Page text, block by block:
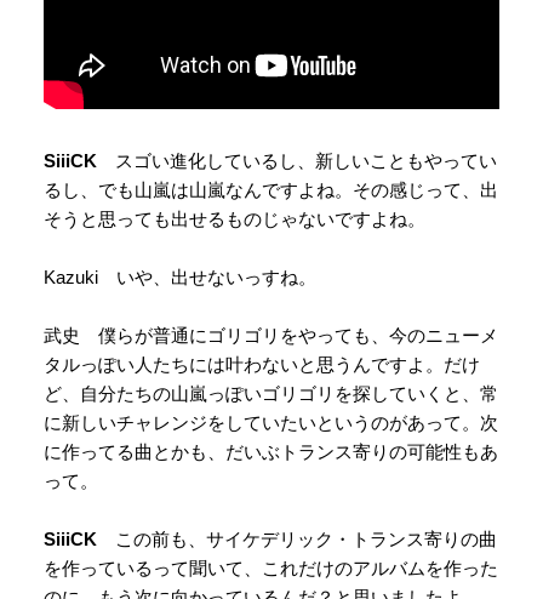
SiiiCK スゴい進化しているし、新しいこともやってい
るし、でも山嵐は山嵐なんですよね。その感じって、出
そうと思っても出せるものじゃないですよね。
Kazuki いや、出せないっすね。
武史 僕らが普通にゴリゴリをやっても、今のニューメ
タルっぽい人たちには叶わないと思うんですよ。だけ
ど、自分たちの山嵐っぽいゴリゴリを探していくと、常
に新しいチャレンジをしていたいというのがあって。次
に作ってる曲とかも、だいぶトランス寄りの可能性もあ
って。
SiiiCK この前も、サイケデリック・トランス寄りの曲
を作っているって聞いて、これだけのアルバムを作った